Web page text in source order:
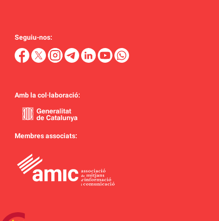
Seguiu-nos:
Amb la col·laboració:
Membres associats: